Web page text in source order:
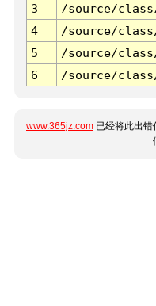
3 /source/
4
/source/
5
/source/
6
/source/
www.365jz.com 已经将此出